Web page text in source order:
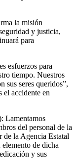
la misión
y justicia,
para
esfuerzos para
tiempo. Nuestros
sus seres queridos”,
el accidente en
Lamentamos
del personal de la
de la Agencia Estatal
de dicha
y sus